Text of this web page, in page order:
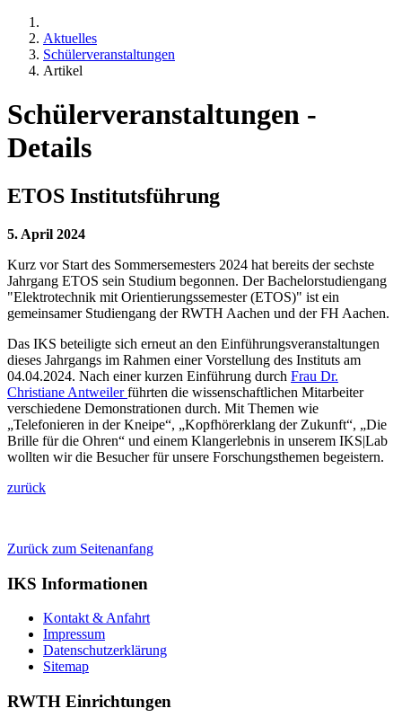
Aktuelles
Schülerveranstaltungen
Artikel
Schülerveranstaltungen -
Details
ETOS Institutsführung
5. April 2024
Kurz vor Start des Sommersemesters 2024 hat bereits der sechste
Jahrgang ETOS sein Studium begonnen. Der Bachelorstudiengang
"Elektrotechnik mit Orientierungssemester (ETOS)" ist ein
gemeinsamer Studiengang der RWTH Aachen und der FH Aachen.
Das IKS beteiligte sich erneut an den Einführungsveranstaltungen
dieses Jahrgangs im Rahmen einer Vorstellung des Instituts am
04.04.2024. Nach einer kurzen Einführung durch Frau Dr.
Christiane Antweilerführten die wissenschaftlichen Mitarbeiter
verschiedene Demonstrationen durch. Mit Themen wie
„Telefonieren in der Kneipe“, „Kopfhörerklang der Zukunft“, „Die
Brille für die Ohren“ und einem Klangerlebnis in unserem IKS|Lab
wollten wir die Besucher für unsere Forschungsthemen begeistern.
zurück
Zurück zum Seitenanfang
IKS Informationen
Kontakt & Anfahrt
Impressum
Datenschutzerklärung
Sitemap
RWTH Einrichtungen